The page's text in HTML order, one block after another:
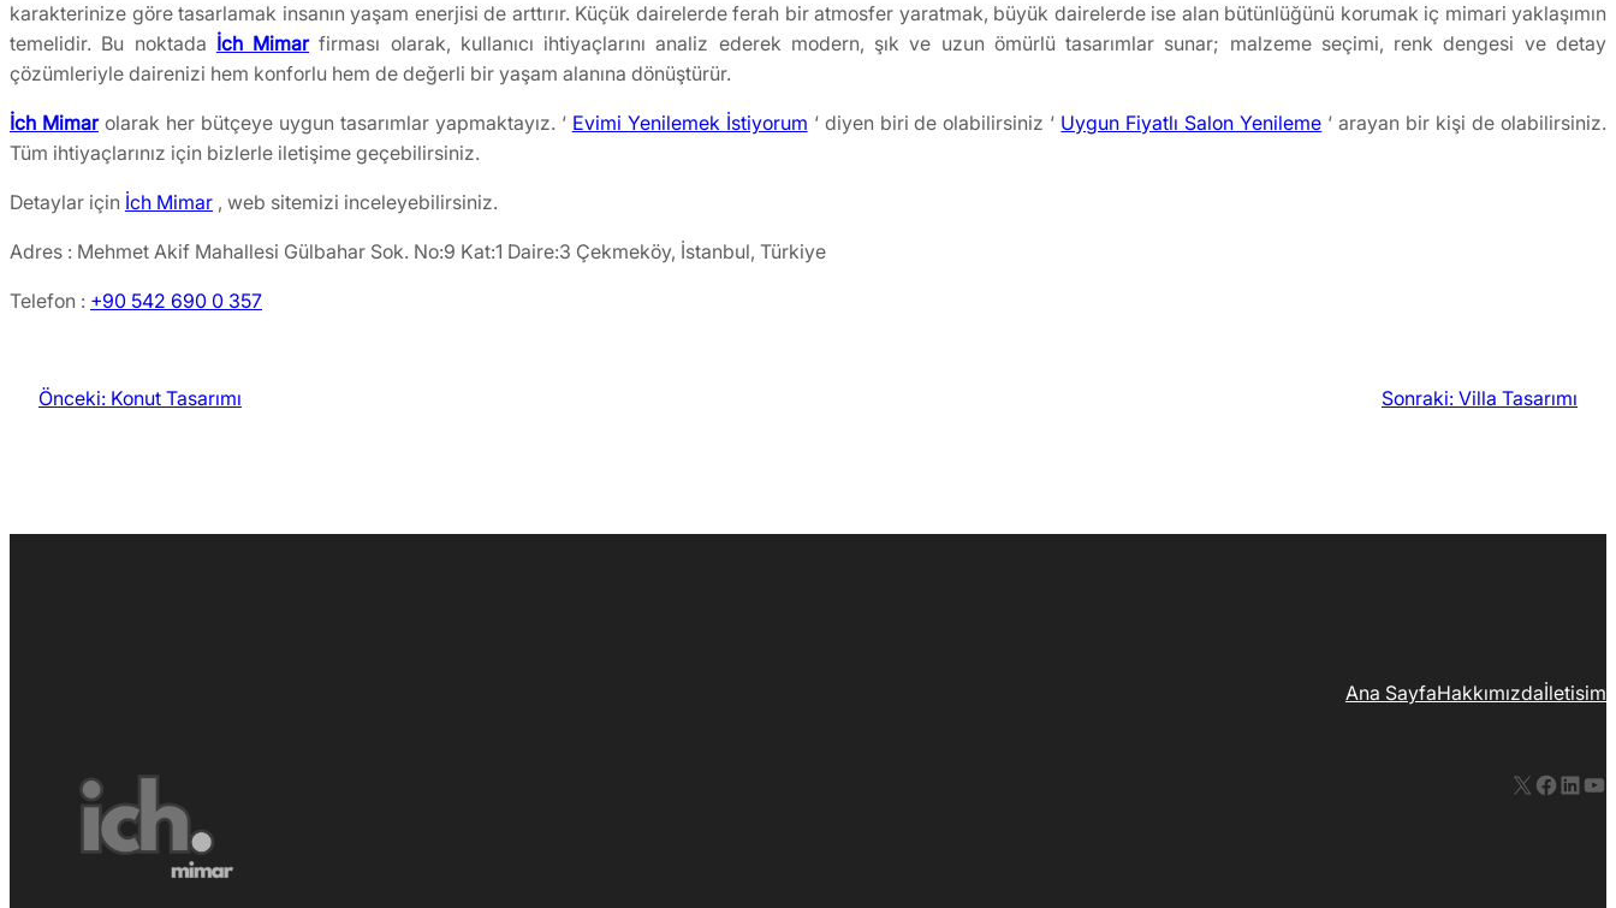
karakterinize göre tasarlamak insanın yaşam enerjisi de arttırır. Küçük dairelerde ferah bir atmosfer yaratmak, büyük dairelerde ise alan bütünlüğünü korumak iç mimari yaklaşımın
temelidir. Bu noktada İch Mimarfirması olarak, kullanıcı ihtiyaçlarını analiz ederek modern, şık ve uzun ömürlü tasarımlar sunar; malzeme seçimi, renk dengesi ve detay
çözümleriyle dairenizi hem konforlu hem de değerli bir yaşam alanına dönüştürür.
İch Mimarolarak her bütçeye uygun tasarımlar yapmaktayız. ‘ Evimi Yenilemek İstiyorum ‘ diyen biri de olabilirsiniz ‘ Uygun Fiyatlı Salon Yenileme ‘ arayan bir kişi de olabilirsiniz.
Tüm ihtiyaçlarınız için bizlerle iletişime geçebilirsiniz.
Detaylar için İch Mimar , web sitemizi inceleyebilirsiniz.
Adres : Mehmet Akif Mahallesi Gülbahar Sok. No:9 Kat:1 Daire:3 Çekmeköy, İstanbul, Türkiye
Telefon : +90 542 690 0 357
Önceki: Konut Tasarımı Sonraki: Villa Tasarımı
Ana SayfaHakkımızdaİletisim
X Facebook LinkedIn YouTube